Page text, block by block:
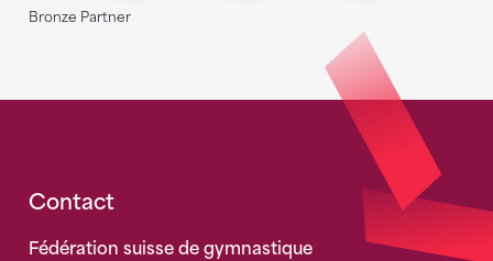
Bronze Partner
Fusszeile
Contact
Fédération suisse de gymnastique